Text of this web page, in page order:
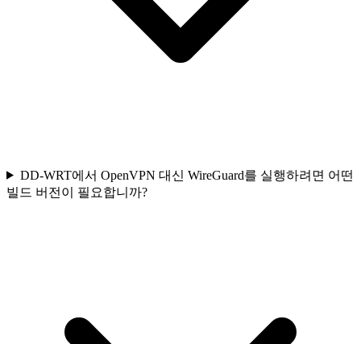
DD-WRT에서 OpenVPN 대신 WireGuard를 실행하려면 어떤
빌드 버전이 필요합니까?